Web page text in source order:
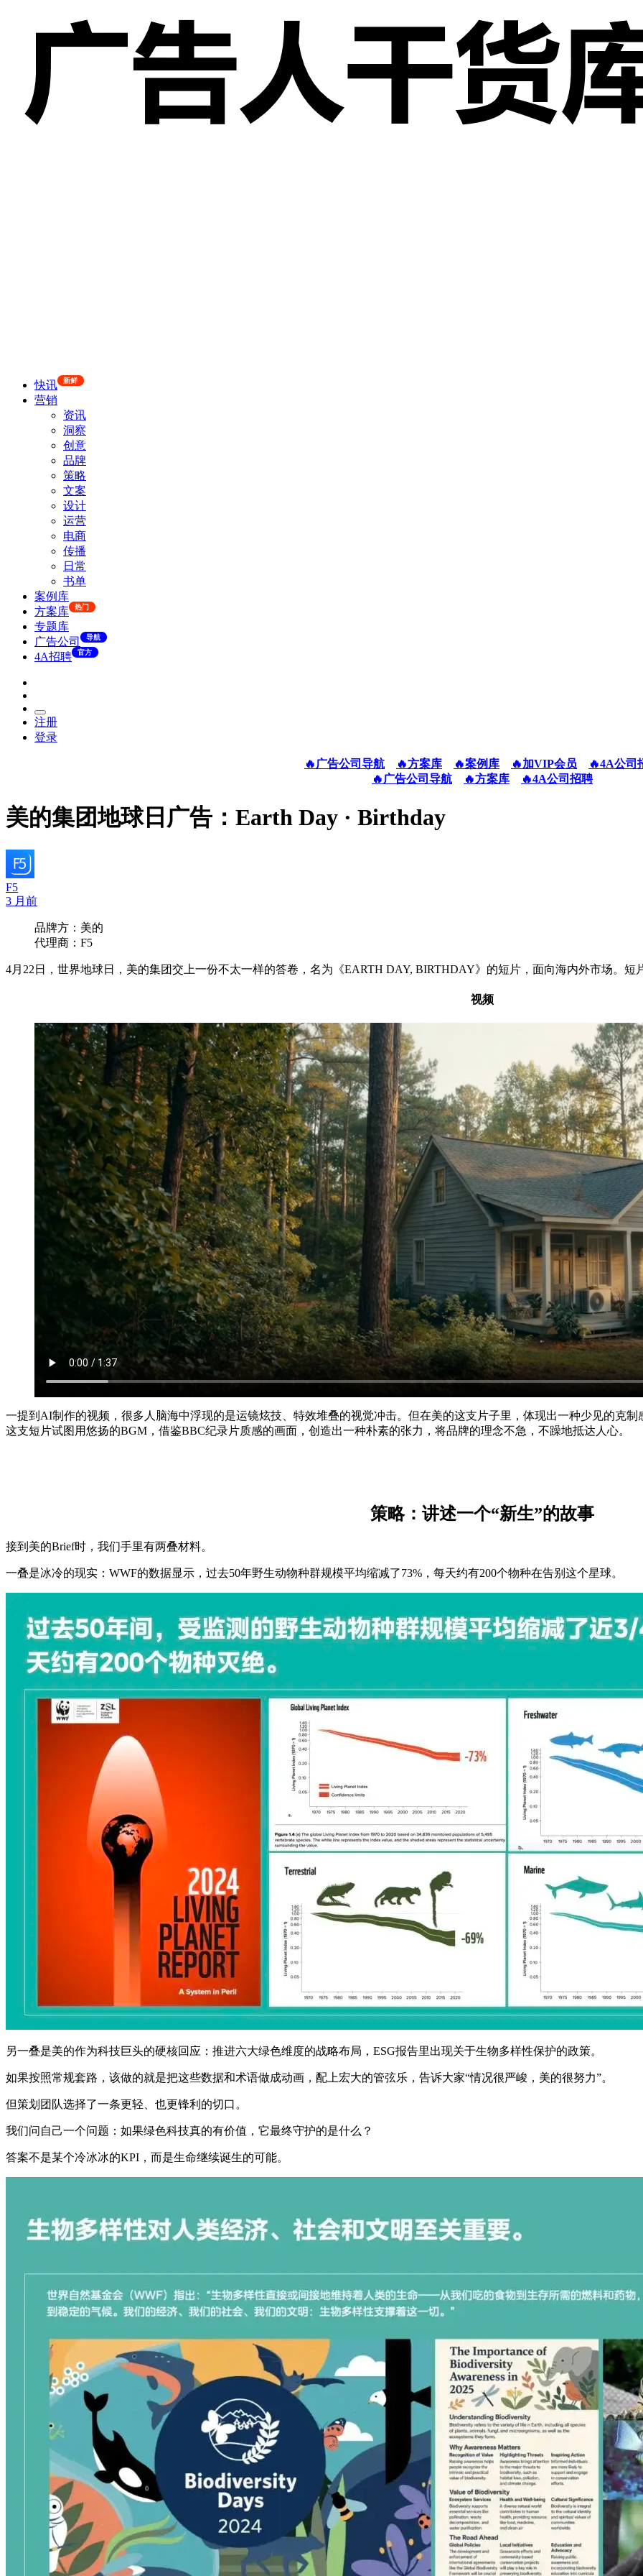
快讯 新鲜
营销
资讯
洞察
创意
品牌
策略
文案
设计
运营
电商
传播
日常
书单
案例库
方案库
热门
专题库
广告公司
导航
4A招聘 官方
注册
登录
🔥广告公司导航 🔥方案库 🔥案例库 🔥加VIP会员
🔥4A公司
🔥广告公司导航
🔥方案库 🔥4A公司招聘
美的集团地球日广告：Earth Day · Birthday
F5
3 月前
品牌方：美的
代理商：F5
4月22日，世界地球日，美的集团交上一份不太一样的答卷，名为《EARTH DAY, BIRTHDAY》的短片，面向海内外市场。短
视频
一提到AI制作的视频，很多人脑海中浮现的是运镜炫技、特效堆叠的视觉冲击。但在美的这支片子里，体现出一种少见的克
这支短片试图用悠扬的BGM，借鉴BBC纪录片质感的画面，创造出一种朴素的张力，将品牌的理念不急，不躁地抵达人心。
策略：讲述一个“新生”的故事
接到美的Brief时，我们手里有两叠材料。
一叠是冰冷的现实：WWF的数据显示，过去50年野生动物种群规模平均缩减了73%，每天约有200个物种在告别这个星球。
另一叠是美的作为科技巨头的硬核回应：推进六大绿色维度的战略布局，ESG报告里出现关于生物多样性保护的政策。
如果按照常规套路，该做的就是把这些数据和术语做成动画，配上宏大的管弦乐，告诉大家“情况很严峻，美的很努力”。
但策划团队选择了一条更轻、也更锋利的切口。
我们问自己一个问题：如果绿色科技真的有价值，它最终守护的是什么？
答案不是某个冷冰冰的KPI，而是生命继续诞生的可能。